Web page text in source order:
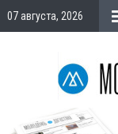
07 августа, 2026